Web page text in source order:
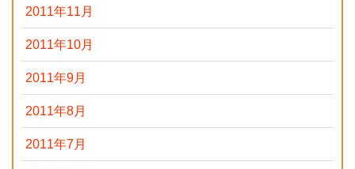
2011年11月
2011年10月
2011年9月
2011年8月
2011年7月